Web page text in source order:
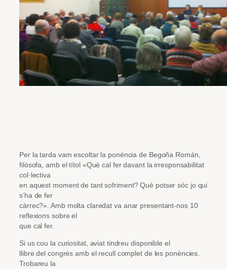
Per la tarda vam escoltar la ponència de Begoña Román,
filòsofa, amb el títol «Què cal fer davant la irresponsabilitat
col·lectiva
en aquest moment de tant sofriment? Què potser sóc jo qui
s’ha de fer
càrrec?». Amb molta claredat va anar presentant-nos 10
reflexions sobre el
que cal fer.
Si us cou la curiositat, aviat tindreu disponible el
llibre del congrés amb el recull complet de les ponències.
Trobareu la